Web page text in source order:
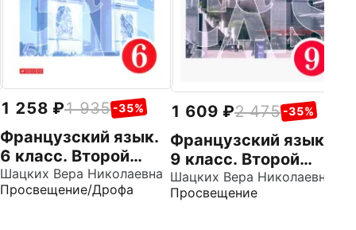
1 258 1 935 -35%
Французский язык.
6 класс. Второй
иностранный язык.
Учебник. ФГОС
Шацких Вера Николаевна
Просвещение/Дрофа
1 609 2 475 -35%
Французский язык.
9 класс. Второй
иностранный язык.
Учебник. ФГОС
Шацких Вера Николаевна
Просвещение